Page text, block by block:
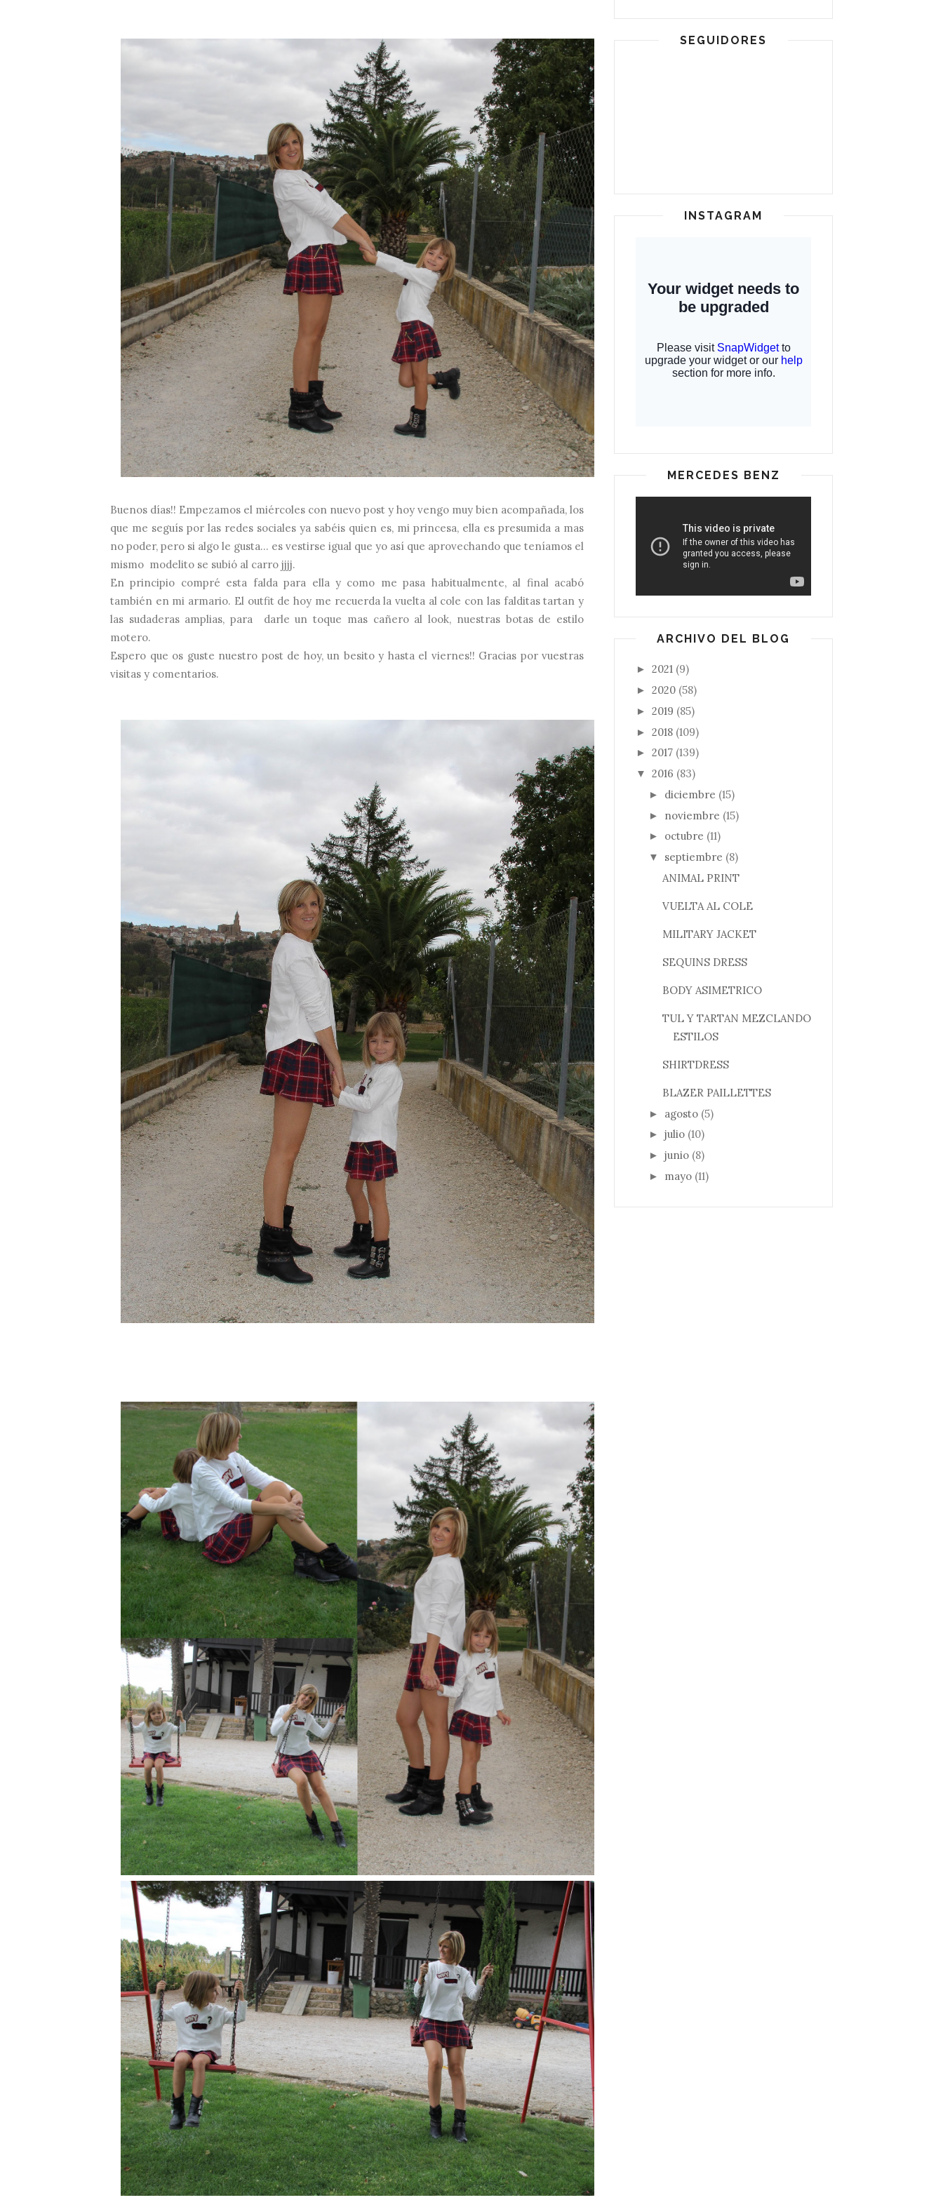
Buenos días!! Empezamos el miércoles con nuevo post y hoy vengo muy bien acompañada, los
que me seguís por las redes sociales ya sabéis quien es, mi princesa, ella es presumida a mas
no poder, pero si algo le gusta... es vestirse igual que yo así que aprovechando que teníamos el
mismo modelito se subió al carro jjjj.
En principio compré esta falda para ella y como me pasa habitualmente, al final acabó
también en mi armario. El outfit de hoy me recuerda la vuelta al cole con las falditas tartan y
las sudaderas amplias, para darle un toque mas cañero al look, nuestras botas de estilo
motero.
Espero que os guste nuestro post de hoy, un besito y hasta el viernes!! Gracias por vuestras
visitas y comentarios.
SEGUIDORES
INSTAGRAM
MERCEDES BENZ
ARCHIVO DEL BLOG
► 2021 (9)
► 2020 (58)
► 2019 (85)
► 2018 (109)
► 2017 (139)
▼ 2016 (83)
► diciembre (15)
► noviembre (15)
► octubre (11)
▼ septiembre (8)
ANIMAL PRINT
VUELTA AL COLE
MILITARY JACKET
SEQUINS DRESS
BODY ASIMETRICO
TUL Y TARTAN MEZCLANDO
ESTILOS
SHIRTDRESS
BLAZER PAILLETTES
► agosto (5)
► julio (10)
► junio (8)
► mayo (11)